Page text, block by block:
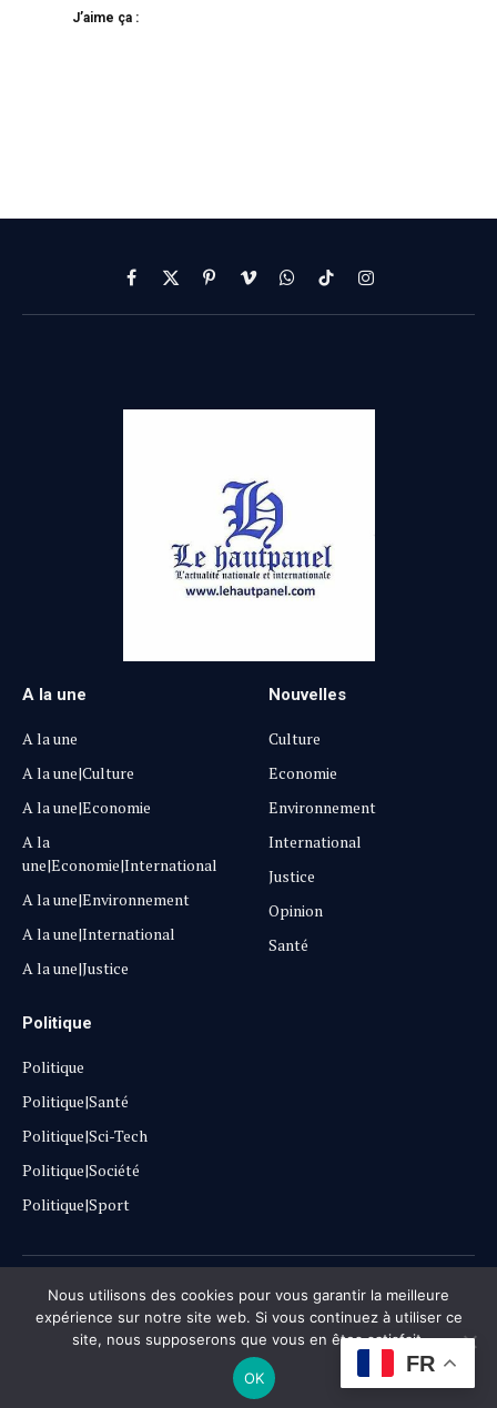
J’aime ça :
Facebook
X
(Twitter)
PinterestVimeoWhatsApp
TikTokInstagram
A la une
A la une
A la une|Culture
A la une|Economie
A la
une|Economie|International
A la une|Environnement
A la une|International
A la une|Justice
Nouvelles
Culture
Economie
Environnement
International
Justice
Opinion
Santé
Politique
Politique
Politique|Santé
Politique|Sci-Tech
Politique|Société
Politique|Sport
Copyright © 2025Lehautpanel
Confidentialité Contact Don
FR
Nous utilisons des cookies pour vous garantir la meilleure
expérience sur notre site web. Si vous continuez à utiliser ce
site, nous supposerons que vous en êtes satisfait.
OK